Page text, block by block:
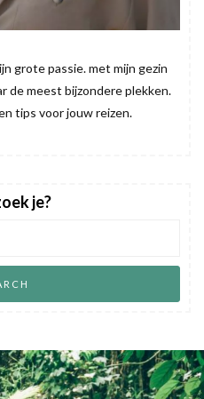
grote passie. met mijn gezin
de meest bijzondere plekken.
tips voor jouw reizen.
je?